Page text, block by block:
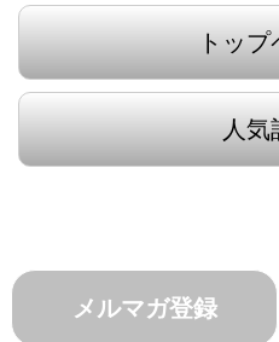
トッ
人気
メルマガ登録